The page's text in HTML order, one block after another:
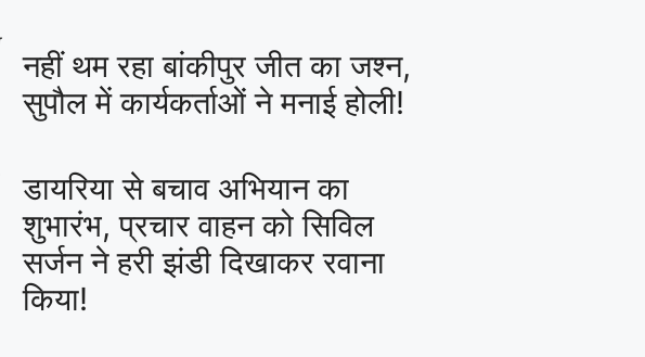
नहीं थम रहा बांकीपुर जीत का जश्न,
सुपौल में कार्यकर्ताओं ने मनाई होली!
डायरिया से बचाव अभियान का
शुभारंभ, प्रचार वाहन को सिविल
सर्जन ने हरी झंडी दिखाकर रवाना
किया!